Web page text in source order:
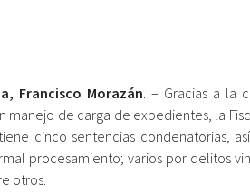
Francisco Morazán. – Gracias a la
manejo de carga de expedientes, la
cinco sentencias condenatorias,
procesamiento; varios por delitos
otros.